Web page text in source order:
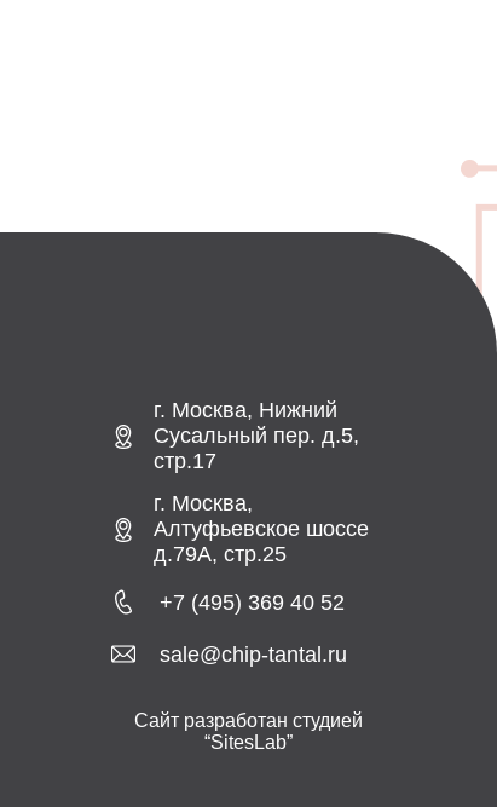
г. Москва, Нижний
Сусальный пер. д.5,
стр.17
г. Москва,
Алтуфьевское шоссе
д.79А, стр.25
+7 (495) 369 40 52
sale@chip-tantal.ru
Сайт разработан студией
“SitesLab”